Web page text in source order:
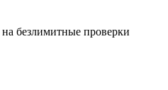
на безлимитные проверки